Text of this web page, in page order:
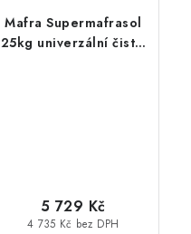
Mafra Supermafrasol
25kg univerzální čistič
4 735 Kč bez DPH
5 729 Kč